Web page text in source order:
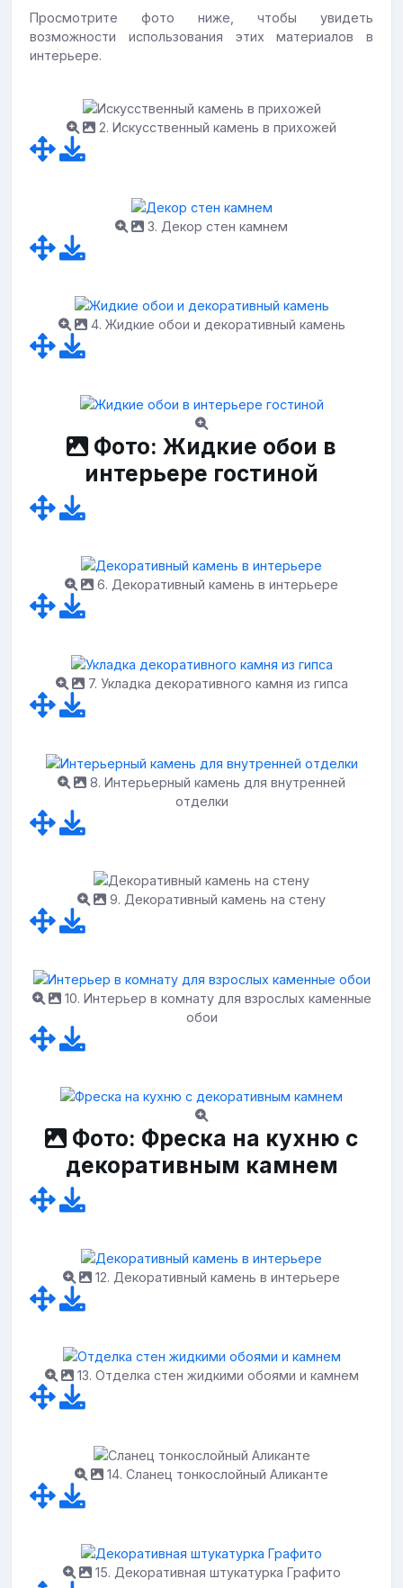
Просмотрите фото ниже, чтобы увидеть
возможности использования этих материалов в
интерьере.
2. Искусственный камень в прихожей
3. Декор стен камнем
4. Жидкие обои и декоративный камень
Фото: Жидкие обои в
интерьере гостиной
6. Декоративный камень в интерьере
7. Укладка декоративного камня из гипса
8. Интерьерный камень для внутренней
отделки
9. Декоративный камень на стену
10. Интерьер в комнату для взрослых каменные
обои
Фото: Фреска на кухню с
декоративным камнем
12. Декоративный камень в интерьере
13. Отделка стен жидкими обоями и камнем
14. Сланец тонкослойный Аликанте
15. Декоративная штукатурка Графито